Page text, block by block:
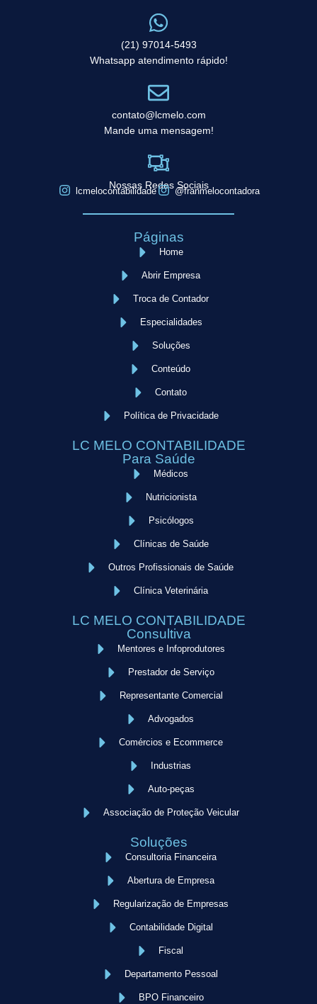
(21) 97014-5493
Whatsapp atendimento rápido!
contato@lcmelo.com
Mande uma mensagem!
Nossas Redes Sociais
lcmelocontabilidade @franmelocontadora
Páginas
Home
Abrir Empresa
Troca de Contador
Especialidades
Soluções
Conteúdo
Contato
Política de Privacidade
LC MELO CONTABILIDADE
Para Saúde
Médicos
Nutricionista
Psicólogos
Clínicas de Saúde
Outros Profissionais de Saúde
Clínica Veterinária
LC MELO CONTABILIDADE
Consultiva
Mentores e Infoprodutores
Prestador de Serviço
Representante Comercial
Advogados
Comércios e Ecommerce
Industrias
Auto-peças
Associação de Proteção Veicular
Soluções
Consultoria Financeira
Abertura de Empresa
Regularização de Empresas
Contabilidade Digital
Fiscal
Departamento Pessoal
BPO Financeiro